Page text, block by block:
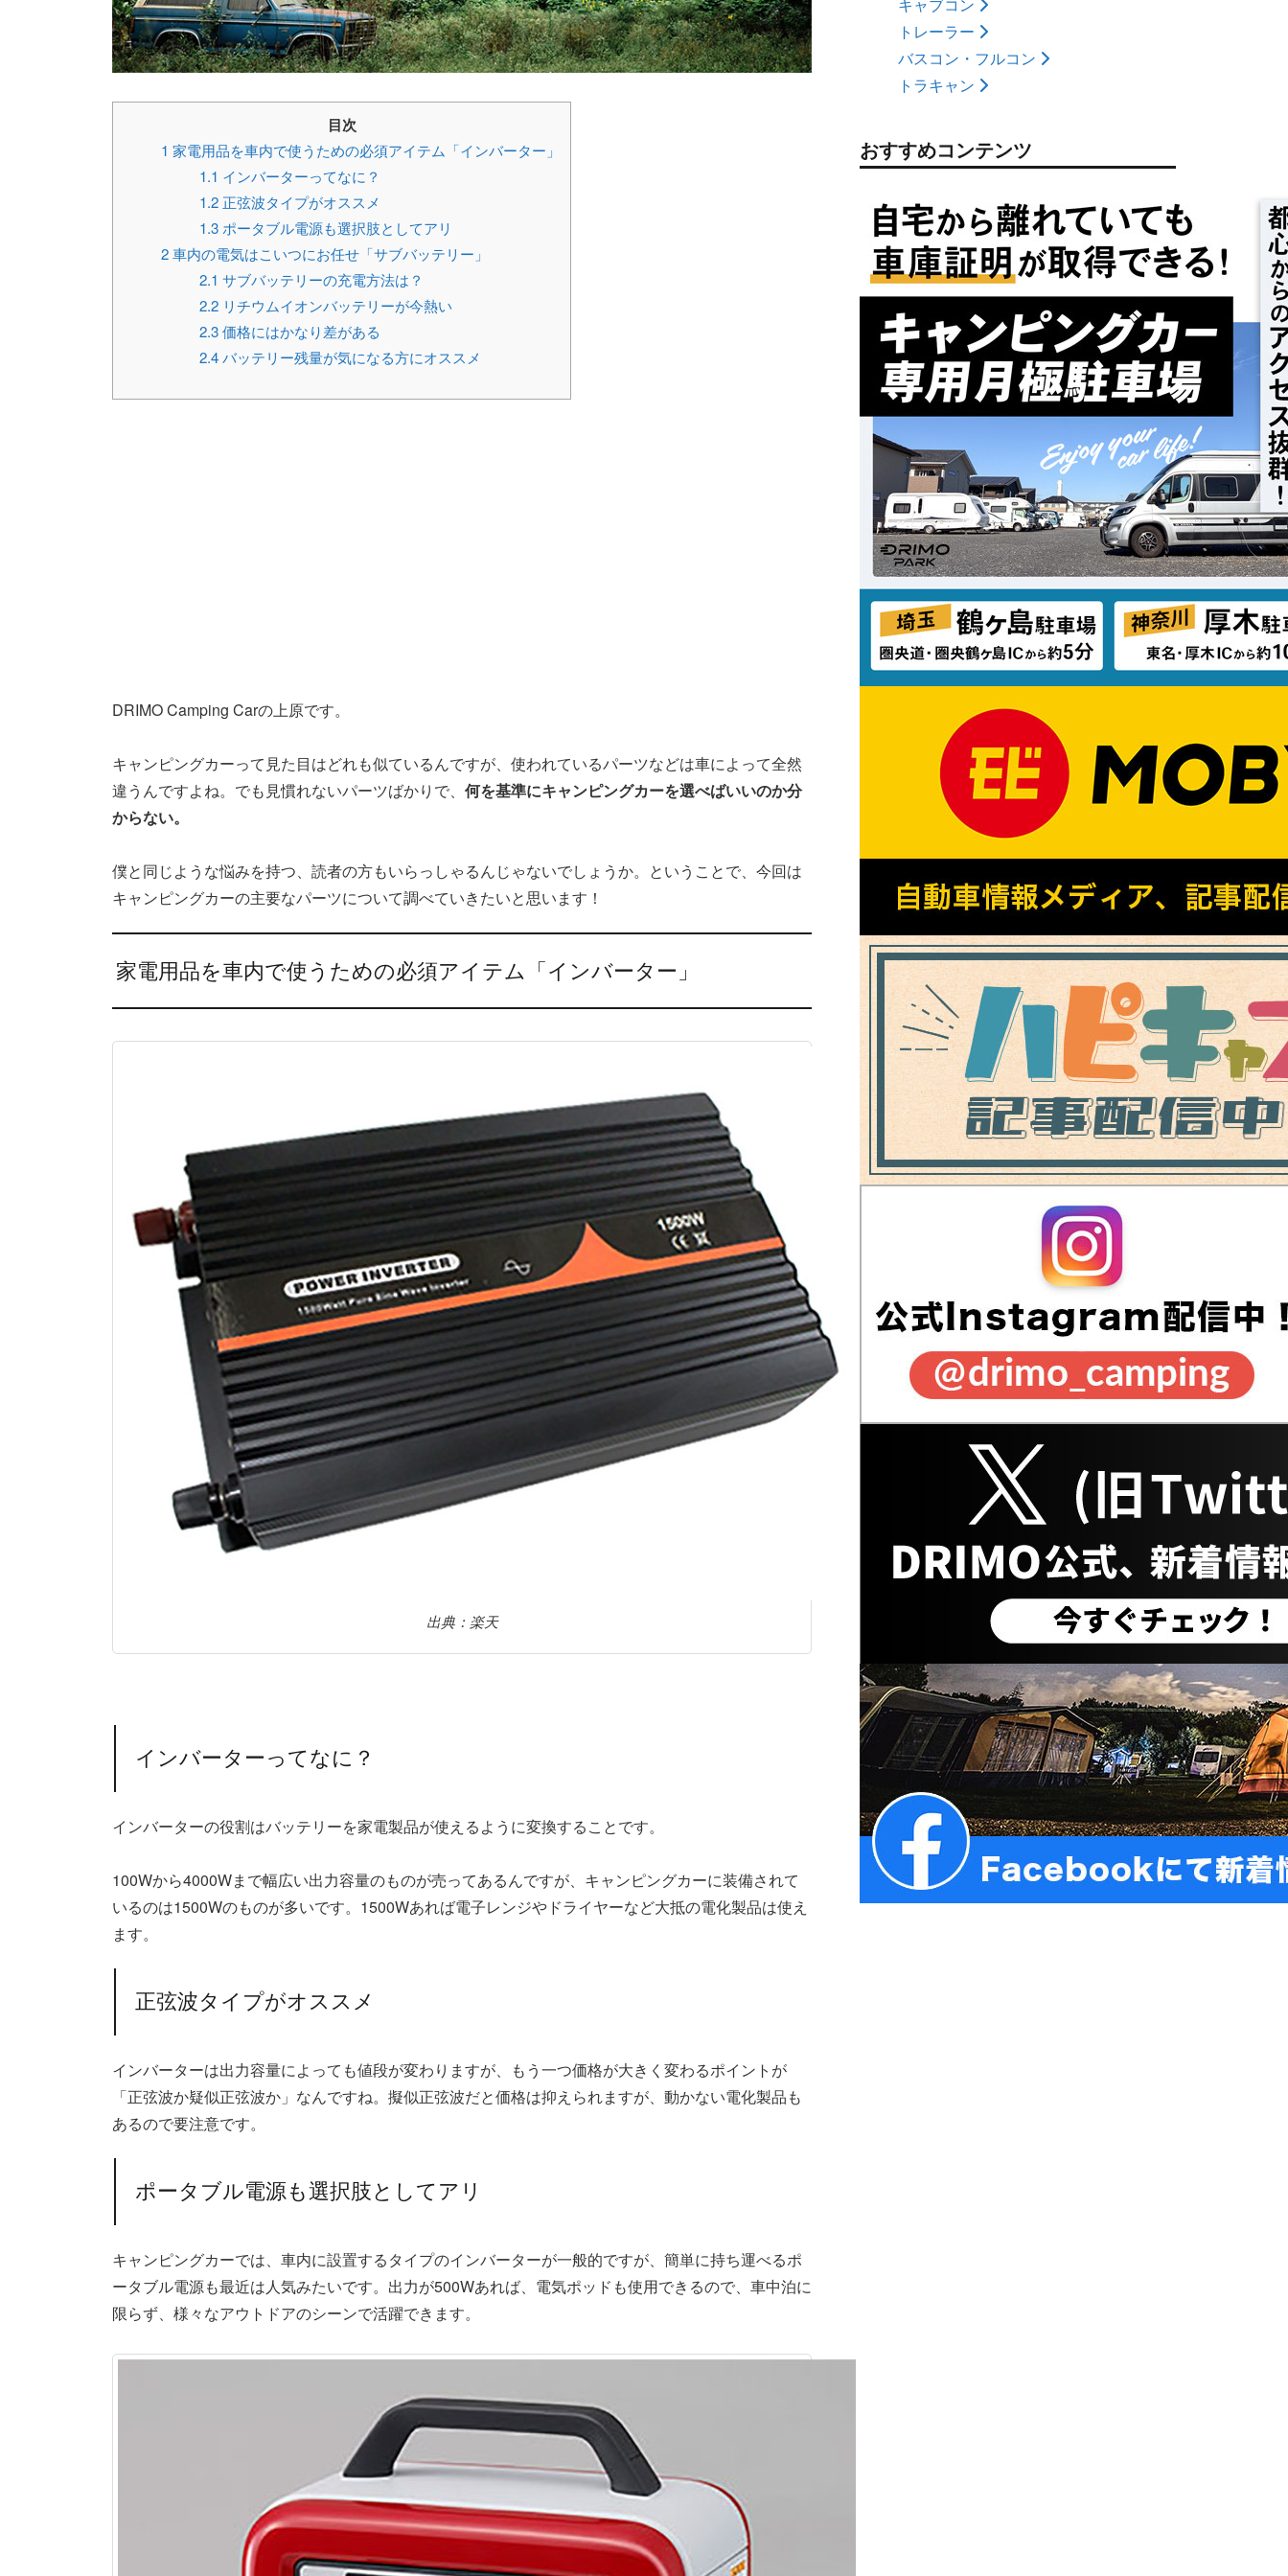
目次
1 家電用品を車内で使うための必須アイテム「インバーター」
1.1 インバーターってなに？
1.2 正弦波タイプがオススメ
1.3 ポータブル電源も選択肢としてアリ
2車内の電気はこいつにお任せ「サブバッテリー」
2.1 サブバッテリーの充電方法は？
2.2 リチウムイオンバッテリーが今熱い
2.3価格にはかなり差がある
2.4バッテリー残量が気になる方にオススメ
DRIMO Camping Carの上原です。
キャンピングカーって見た目はどれも似ているんですが、使われているパーツなどは車によって全然
違うんですよね。でも見慣れないパーツばかりで、 何を基準にキャンピングカーを選べばいいのか分
からない。
僕と同じような悩みを持つ、読者の方もいらっしゃるんじゃないでしょうか。ということで、今回は
キャンピングカーの主要なパーツについて調べていきたいと思います！
家電用品を車内で使うための必須アイテム「インバーター」
出典：楽天
インバーターってなに？
インバーターの役割はバッテリーを家電製品が使えるように変換することです。
100Wから4000Wまで幅広い出力容量のものが売ってあるんですが、キャンピングカーに装備されて
いるのは1500Wのものが多いです。1500Wあれば電子レンジやドライヤーなど大抵の電化製品は使え
ます。
正弦波タイプがオススメ
インバーターは出力容量によっても値段が変わりますが、もう一つ価格が大きく変わるポイントが
「正弦波か疑似正弦波か」なんですね。擬似正弦波だと価格は抑えられますが、動かない電化製品も
あるので要注意です。
ポータブル電源も選択肢としてアリ
キャンピングカーでは、車内に設置するタイプのインバーターが一般的ですが、簡単に持ち運べるポ
ータブル電源も最近は人気みたいです。出力が500Wあれば、電気ポッドも使用できるので、車中泊に
限らず、様々なアウトドアのシーンで活躍できます。
キャブコン
トレーラー
バスコン・フルコン
トラキャン
おすすめコンテンツ